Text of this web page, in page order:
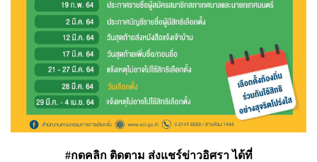
#กดคลิก ติดตาม ส่งแชร์ข่าวอิศรา ได้ที่